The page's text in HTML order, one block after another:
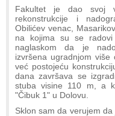
Fakultet je dao svoj
rekonstrukcije i
Obilićev venac,
na kojima su se radovi
naglaskom da je
izvršena ugradnjom
već postojeću
dana završava se
stuba visine 110 m, a
"Čibuk 1" u Dolovu.
Sklon sam da verujem